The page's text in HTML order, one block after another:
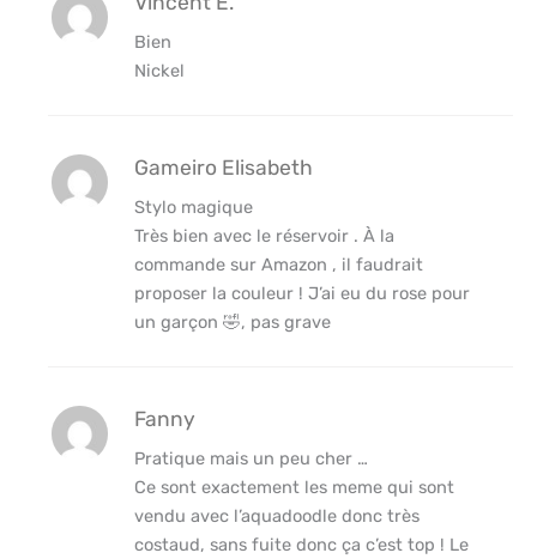
Bien
Nickel
Gameiro Elisabeth
Stylo magique
Très bien avec le réservoir . À la
commande sur Amazon , il faudrait
proposer la couleur ! J’ai eu du rose pour
un garçon 🤣, pas grave
Fanny
Pratique mais un peu cher …
Ce sont exactement les meme qui sont
vendu avec l’aquadoodle donc très
costaud, sans fuite donc ça c’est top ! Le